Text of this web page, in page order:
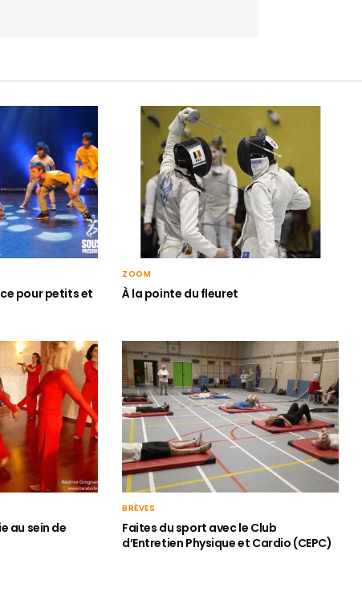
pour petits et
ZOOM
À la pointe du fleuret
au sein de
BRÈVES
Faites du sport avec le Club
d’Entretien Physique et Cardio (CEPC)